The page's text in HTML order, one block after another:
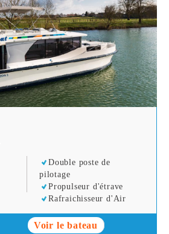
Double poste de
pilotage
Propulseur d'étrave
Rafraichisseur d'Air
Voir le bateau